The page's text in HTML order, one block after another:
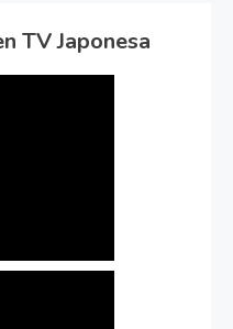
TV Japonesa